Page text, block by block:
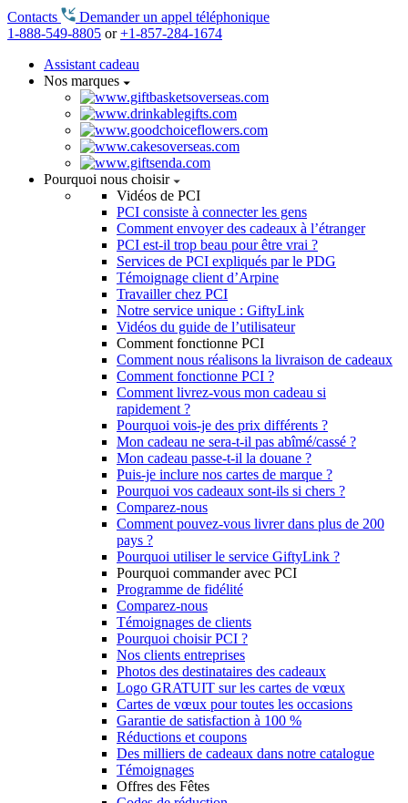
Contacts
Demander un appel téléphonique
1-888-549-8805 or+1-857-284-1674
Assistant cadeau
Nos marques
Pourquoi nous choisir
Vidéos de PCI
PCI consiste à connecter les gens
Comment envoyer des cadeaux à l’étranger
PCI est-il trop beau pour être vrai ?
Services de PCI expliqués par le PDG
Témoignage client d’Arpine
Travailler chez PCI
Notre service unique : GiftyLink
Vidéos du guide de l’utilisateur
Comment fonctionne PCI
Comment nous réalisons la livraison de cadeaux
Comment fonctionne PCI ?
Comment livrez-vous mon cadeau si
rapidement ?
Pourquoi vois-je des prix différents ?
Mon cadeau ne sera-t-il pas abîmé/cassé ?
Mon cadeau passe-t-il la douane ?
Puis-je inclure nos cartes de marque ?
Pourquoi vos cadeaux sont-ils si chers ?
Comparez-nous
Comment pouvez-vous livrer dans plus de 200
pays ?
Pourquoi utiliser le service GiftyLink ?
Pourquoi commander avec PCI
Programme de fidélité
Comparez-nous
Témoignages de clients
Pourquoi choisir PCI ?
Nos clients entreprises
Photos des destinataires des cadeaux
Logo GRATUIT sur les cartes de vœux
Cartes de vœux pour toutes les occasions
Garantie de satisfaction à 100 %
Réductions et coupons
Des milliers de cadeaux dans notre catalogue
Témoignages
Offres des Fêtes